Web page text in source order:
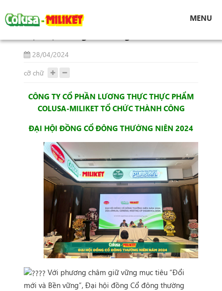
MENU
28/04/2024
cỡ chữ
CÔNG TY CỔ PHẦN LƯƠNG THỰC THỰC PHẨM
COLUSA-MILIKET TỔ CHỨC THÀNH CÔNG
ĐẠI HỘI ĐỒNG CỔ ĐÔNG THƯỜNG NIÊN 2024
Với phương châm giữ vững mục tiêu “Đổi
mới và Bền vững”, Đại hội đồng Cổ đông thường